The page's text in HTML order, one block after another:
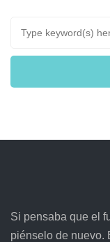
Si pensaba que el
piénselo de nuevo.